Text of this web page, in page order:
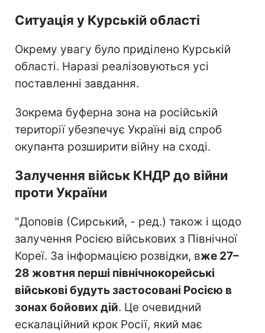
Ситуація у Курській області
Окрему увагу було приділено Курській
області. Наразі реалізовуються усі
поставленні завдання.
Зокрема буферна зона на російській
території убезпечує Україні від спроб
окупанта розширити війну на сході.
Залучення військ КНДР до війни
проти України
"Доповів (Сирський, - ред.) також і щодо
залучення Росією військових з Північної
Кореї. За інформацією розвідки, вже 27–
28 жовтня перші північнокорейські
військові будуть застосовані Росією в
зонах бойових дій. Це очевидний
ескалаційний крок Росії, який має